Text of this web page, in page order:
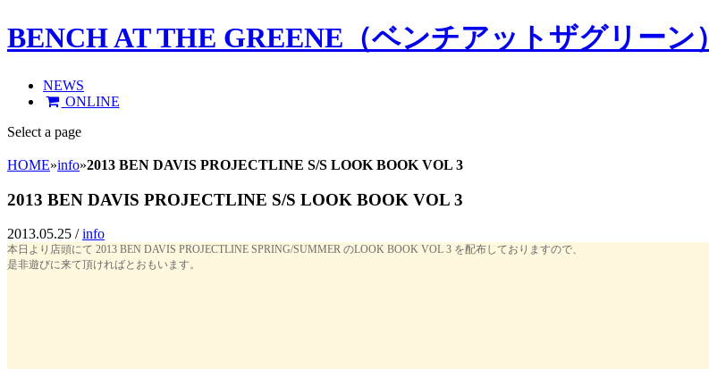
BENCH AT THE GREENE（ベンチアットザグリーン）
NEWS
ONLINE
Select a page
HOME»info»2013 BEN DAVIS PROJECTLINE S/S LOOK BOOK VOL 3
2013 BEN DAVIS PROJECTLINE S/S LOOK BOOK VOL 3
2013.05.25 /info
本日より店頭にて 2013 BEN DAVIS PROJECTLINE SPRING/SUMMER のLOOK BOOK VOL 3 を配布しておりますので、
是非遊びに来て頂ければとおもいます。